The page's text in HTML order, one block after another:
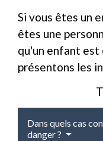
Si vous êtes un
êtes une
qu'un enfant est
présentons les
Dans quels cas
danger ?